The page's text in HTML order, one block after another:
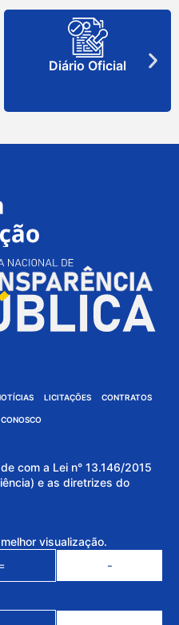
Diário Oficial
LICITAÇÕES CONTRATOS
com a Lei n° 13.146/2015
e as diretrizes do
visualização.
-